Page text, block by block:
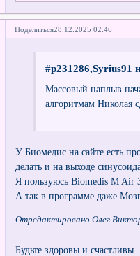
Поделиться28.12.2025 02:46
#p231286,Syrius91
Массовый наплыв
алгоритмам Николая
У Биомедис на сайте есть
делать и на выходе
Я пользуюсь Biomedis M Air
А так в программе даже
Отредактировано Олег
Будьте здоровы и счастливы.